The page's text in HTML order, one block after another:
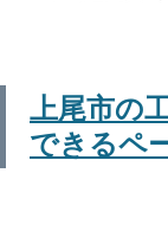
上尾市の
できるペ